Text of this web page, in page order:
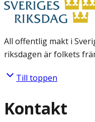
All offentlig makt i
riksdagen är folkets
Till toppen
Kontakt